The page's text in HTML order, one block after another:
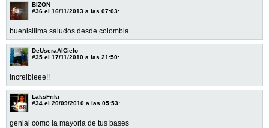
BIZON
#36 el 16/11/2013 a las 07:03:
buenisiiima saludos desde colombia...
DeUseraAlCielo
#35 el 17/11/2010 a las 21:50:
increibleee!!
LaksFriki
#34 el 20/09/2010 a las 05:53:
genial como la mayoria de tus bases